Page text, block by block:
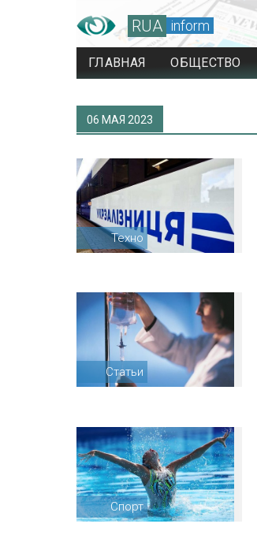
RUA inform
ГЛАВНАЯ ОБЩЕСТВО
06 МАЯ 2023
Техно
Статьи
Спорт